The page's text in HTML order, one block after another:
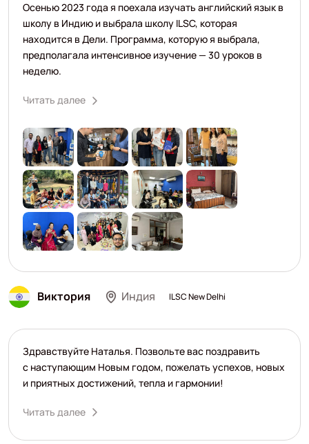
Виктория Индия ILSC New Delhi
Осенью 2023 года я поехала изучать английский язык в
школу в Индию и выбрала школу ILSC, которая
находится в Дели. Программа, которую я выбрала,
предполагала интенсивное изучение — 30 уроков в
неделю.
Читать далее
Здравствуйте Наталья. Позвольте вас поздравить
с наступающим Новым годом, пожелать успехов, новых
и приятных достижений, тепла и гармонии!
Читать далее